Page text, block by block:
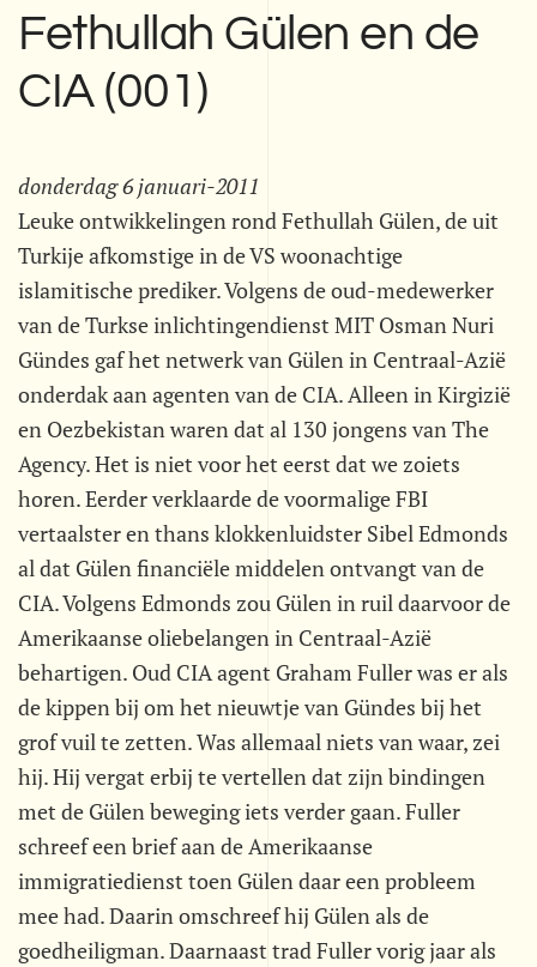
Fethullah Gülen en de
CIA (001)
donderdag 6 januari-2011
Leuke ontwikkelingen rond Fethullah Gülen, de uit
Turkije afkomstige in de VS woonachtige
islamitische prediker. Volgens de oud-medewerker
van de Turkse inlichtingendienst MIT Osman Nuri
Gündes gaf het netwerk van Gülen in Centraal-Azië
onderdak aan agenten van de CIA. Alleen in Kirgizië
en Oezbekistan waren dat al 130 jongens van The
Agency. Het is niet voor het eerst dat we zoiets
horen. Eerder verklaarde de voormalige FBI
vertaalster en thans klokkenluidster Sibel Edmonds
al dat Gülen financiële middelen ontvangt van de
CIA. Volgens Edmonds zou Gülen in ruil daarvoor de
Amerikaanse oliebelangen in Centraal-Azië
behartigen. Oud CIA agent Graham Fuller was er als
de kippen bij om het nieuwtje van Gündes bij het
grof vuil te zetten. Was allemaal niets van waar, zei
hij. Hij vergat erbij te vertellen dat zijn bindingen
met de Gülen beweging iets verder gaan. Fuller
schreef een brief aan de Amerikaanse
immigratiedienst toen Gülen daar een probleem
mee had. Daarin omschreef hij Gülen als de
goedheiligman. Daarnaast trad Fuller vorig jaar als